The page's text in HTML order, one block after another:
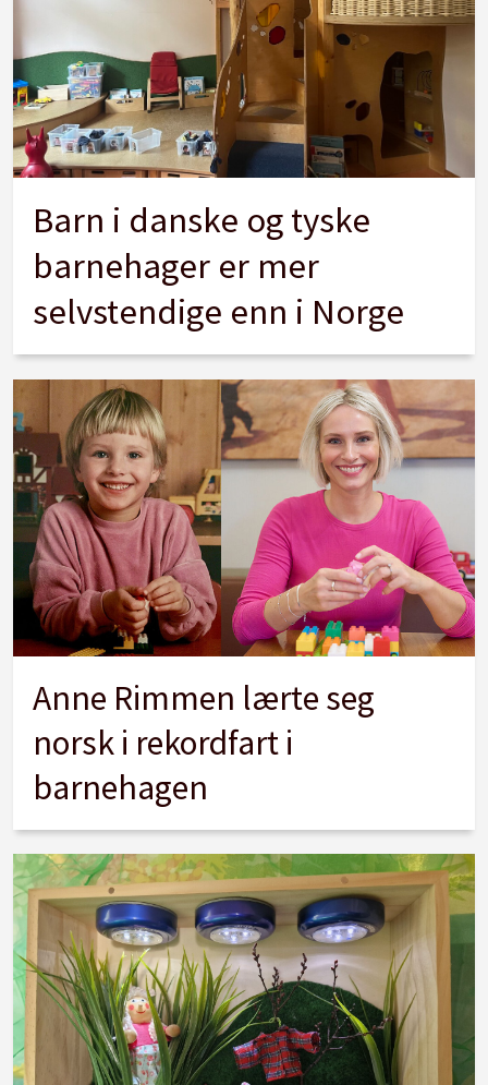
Barn i danske og tyske
barnehager er mer
selvstendige enn i Norge
Anne Rimmen lærte seg
norsk i rekordfart i
barnehagen